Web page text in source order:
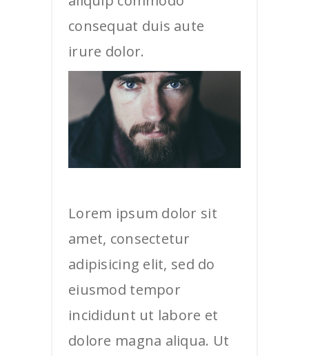
consequat duis aute
irure dolor.
Lorem ipsum dolor sit
amet, consectetur
adipisicing elit, sed do
eiusmod tempor
incididunt ut labore et
dolore magna aliqua. Ut